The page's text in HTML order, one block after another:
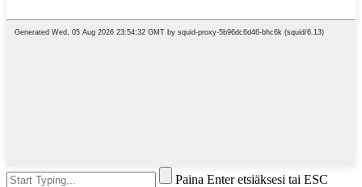
Paina Enter etsiäksesi tai ESC